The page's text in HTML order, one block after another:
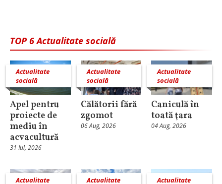
TOP 6 Actualitate socială
Actualitate
socială
Apel pentru
proiecte de
mediu în
acvacultură
31 Iul, 2026
Actualitate
socială
Călătorii fără
zgomot
06 Aug, 2026
Actualitate
socială
Caniculă în
toată ţara
04 Aug, 2026
Actualitate Actualitate Actualitate